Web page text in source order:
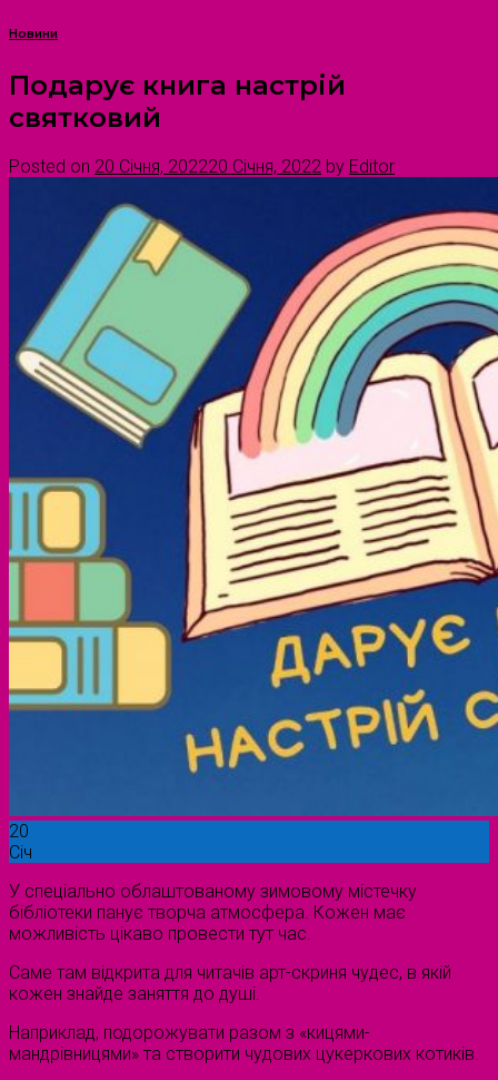
Новини
Подарує книга настрій
святковий
Posted on 20 Січня, 202220 Січня, 2022 by Editor
20
Січ
У спеціально облаштованому зимовому містечку
бібліотеки панує творча атмосфера. Кожен має
можливість цікаво провести тут час.
Саме там відкрита для читачів арт-скриня чудес, в якій
кожен знайде заняття до душі.
Наприклад, подорожувати разом з «кицями-
мандрівницями» та створити чудових цукеркових котиків.